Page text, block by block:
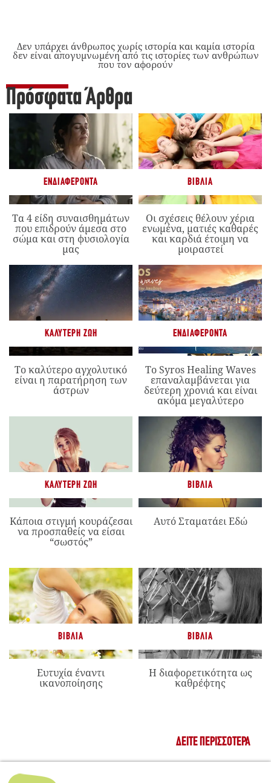
Δεν υπάρχει άνθρωπος χωρίς ιστορία και καμία ιστορία
δεν είναι απογυμνωμένη από τις ιστορίες των ανθρώπων
που τον αφορούν
Πρόσφατα Άρθρα
ΕΝΔΙΑΦΈΡΟΝΤΑ
Τα 4 είδη συναισθημάτων
που επιδρούν άμεσα στο
σώμα και στη φυσιολογία
μας
ΒΙΒΛΊΑ
Οι σχέσεις θέλουν χέρια
ενωμένα, ματιές καθαρές
και καρδιά έτοιμη να
μοιραστεί
ΚΑΛΎΤΕΡΗ ΖΩΉ
Το καλύτερο αγχολυτικό
είναι η παρατήρηση των
άστρων
ΕΝΔΙΑΦΈΡΟΝΤΑ
Το Syros Healing Waves
επαναλαμβάνεται για
δεύτερη χρονιά και είναι
ακόμα μεγαλύτερο
ΚΑΛΎΤΕΡΗ ΖΩΉ
Κάποια στιγμή κουράζεσαι
να προσπαθείς να είσαι
“σωστός”
ΒΙΒΛΊΑ
Αυτό Σταματάει Εδώ
ΒΙΒΛΊΑ
Ευτυχία έναντι
ικανοποίησης
ΒΙΒΛΊΑ
Η διαφορετικότητα ως
καθρέφτης
ΔΕΊΤΕ ΠΕΡΙΣΣΌΤΕΡΑ